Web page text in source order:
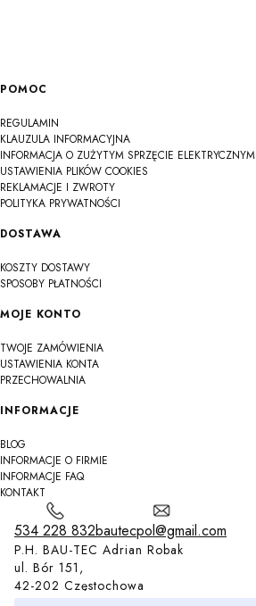
Linki w stopce
POMOC
REGULAMIN
KLAUZULA INFORMACYJNA
INFORMACJA O ZUŻYTYM SPRZĘCIE ELEKTRYCZNYM
USTAWIENIA PLIKÓW COOKIES
REKLAMACJE I ZWROTY
POLITYKA PRYWATNOŚCI
DOSTAWA
KOSZTY DOSTAWY
SPOSOBY PŁATNOŚCI
MOJE KONTO
TWOJE ZAMÓWIENIA
USTAWIENIA KONTA
PRZECHOWALNIA
INFORMACJE
BLOG
INFORMACJE O FIRMIE
INFORMACJE FAQ
KONTAKT
534 228 832bautecpol@gmail.com
P.H. BAU-TEC Adrian Robak
ul. Bór 151,
42-202 Częstochowa